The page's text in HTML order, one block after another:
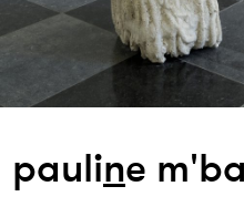
pauline